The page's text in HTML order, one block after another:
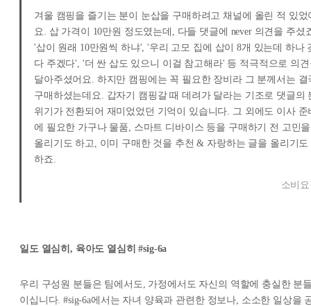
겨울 캠핑을 즐기는 분이 눈삽을 구매하려고 채널에 올린 적 있었
요. 삽 가격이 10만원 정도였는데, 다들 댓글에 never 의견을 주셨
'삽이 원래 10만원씩 하냐', '우리 고모 집에 삽이 8개 있는데 하나
다 주겠다', '더 싼 삽도 있으니 이걸 참고해라' 등 적극적으로 의
달아주셨어요. 하지만 캠핑에는 꼭 필요한 장비라 그 분께서는 결
구매하셨는데요. 갑자기 캠핑갈 때 데려가 달라는 기조로 댓글의
위기가 전환되어 재미었었던 기억이 있습니다. 그 외에도 이사 준
에 필요한 가구나 물품, 스마트 디바이스 등을 구매하기 전 고민을
올리기도 하고, 이미 구매한 것을 추천 & 자랑하는 글을 올리기도
하죠.
소비
일도 열심히, 육아도 열심히 #sig-6a
우리 구성원 분들은 팀에서도, 가정에서도 자신의 역할에 충실한 분
이십니다. #sig-6a에서는 자녀 양육과 관련한 정보나, 소소한 일상을